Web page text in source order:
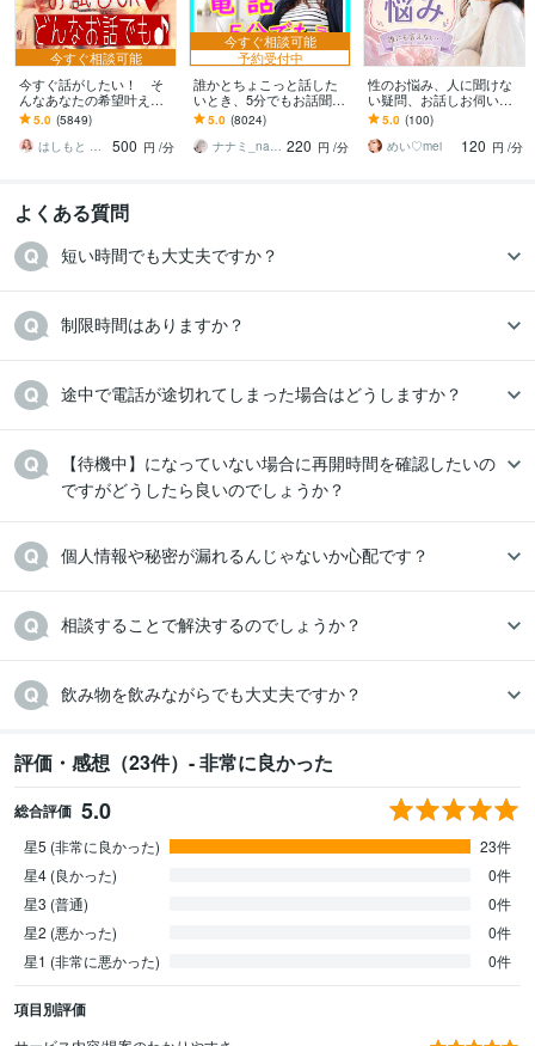
今すぐ相談可能
今すぐ話がしたい！ そ
んなあなたの希望叶えま
す 今日あったことから深
刻な悩みまで☆何でも打
ち明けてください。
5.0 (5849)
はしもと ゆっこ♡救急こころの相談室
500 円 /分
今すぐ相談可能
予約受付中
誰かとちょこっと話した
いとき、5分でもお話聞き
ます 疲れた～、でもカウ
ンセリングじゃない、な
んとなく雑談聞いて～
5.0 (8024)
ナナミ_nanami 220 円 /分
性のお悩み、人に聞けな
い疑問、お話しお伺いし
ます 男女の性のお悩み、
人に聞けないお話し何で
もどうぞ！♡
5.0 (100)
めい♡mei
120 円 /分
よくある質問
短い時間でも大丈夫ですか？
制限時間はありますか？
途中で電話が途切れてしまった場合はどうしますか？
【待機中】になっていない場合に再開時間を確認したいの
ですがどうしたら良いのでしょうか？
個人情報や秘密が漏れるんじゃないか心配です？
相談することで解決するのでしょうか？
飲み物を飲みながらでも大丈夫ですか？
評価・感想（23件）- 非常に良かった
総合評価 5.0
星5 (非常に良かった)
23件
星4 (良かった)
0件
星3 (普通)
0件
星2 (悪かった)
0件
星1 (非常に悪かった)
0件
項目別評価